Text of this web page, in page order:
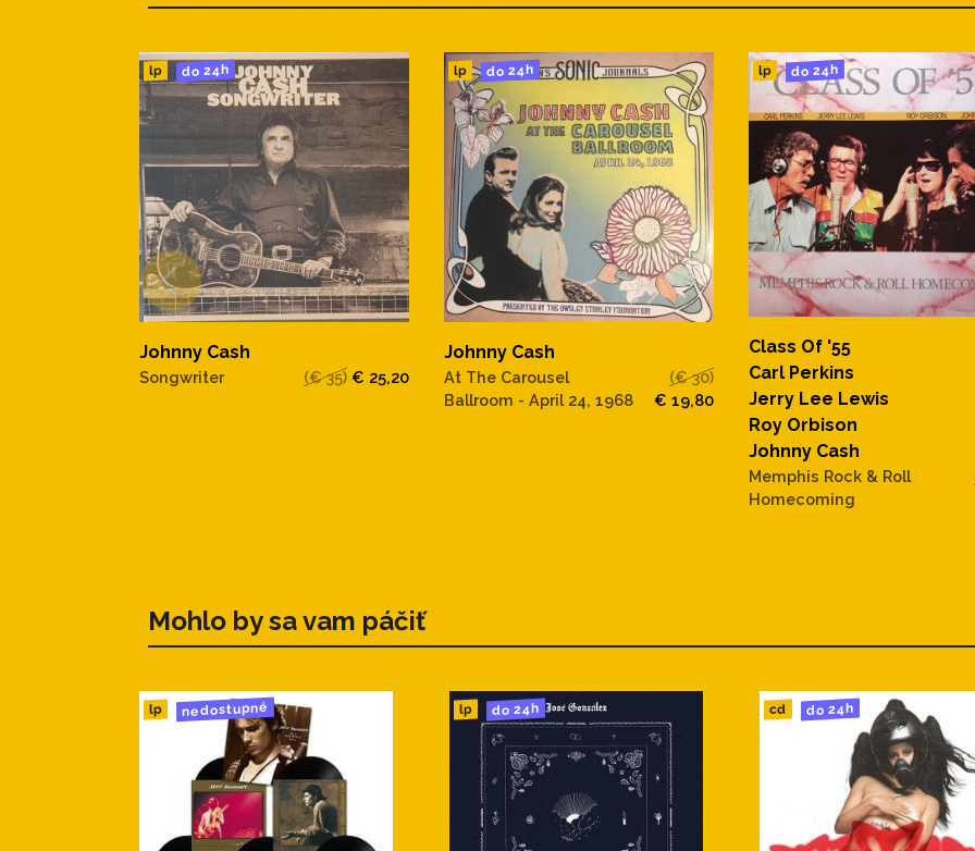
5. Like A Soldier
6. The Man Who Couldn't Cry
lp do 24h
Johnny Cash
Songwriter (€ 35) € 25,20
lp do 24h
Johnny Cash
At The Carousel
Ballroom - April 24, 1968
(€ 30)
€ 19,80
lp do 24h
Class Of '55
Carl Perkins
Jerry Lee Lewis
Roy Orbison
Johnny Cash
Memphis Rock & Roll
Homecoming
Mohlo by sa vam páčiť
lp nedostupné lp do 24h cd do 24h